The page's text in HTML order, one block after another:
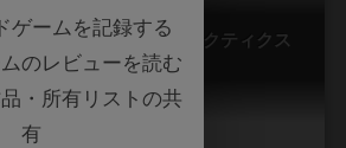
！マス目サッカー・タクティクス
Soccer Tactics Verymuch
ゲームを記録する
のレビューを読む
・所有リストの共
有